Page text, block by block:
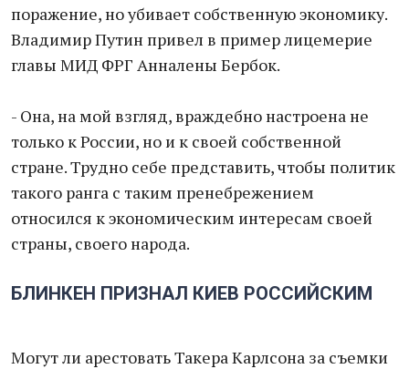
поражение, но убивает собственную экономику.
Владимир Путин привел в пример лицемерие
главы МИД ФРГ Анналены Бербок.
- Она, на мой взгляд, враждебно настроена не
только к России, но и к своей собственной
стране. Трудно себе представить, чтобы политик
такого ранга с таким пренебрежением
относился к экономическим интересам своей
страны, своего народа.
БЛИНКЕН ПРИЗНАЛ КИЕВ РОССИЙСКИМ
Могут ли арестовать Такера Карлсона за съемки